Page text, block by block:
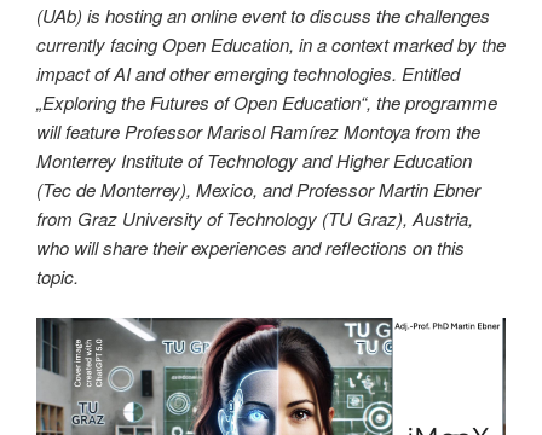
(UAb) is hosting an online event to discuss the challenges
currently facing Open Education, in a context marked by the
impact of AI and other emerging technologies. Entitled
„Exploring the Futures of Open Education“, the programme
will feature Professor Marisol Ramírez Montoya from the
Monterrey Institute of Technology and Higher Education
(Tec de Monterrey), Mexico, and Professor Martin Ebner
from Graz University of Technology (TU Graz), Austria,
who will share their experiences and reflections on this
topic.